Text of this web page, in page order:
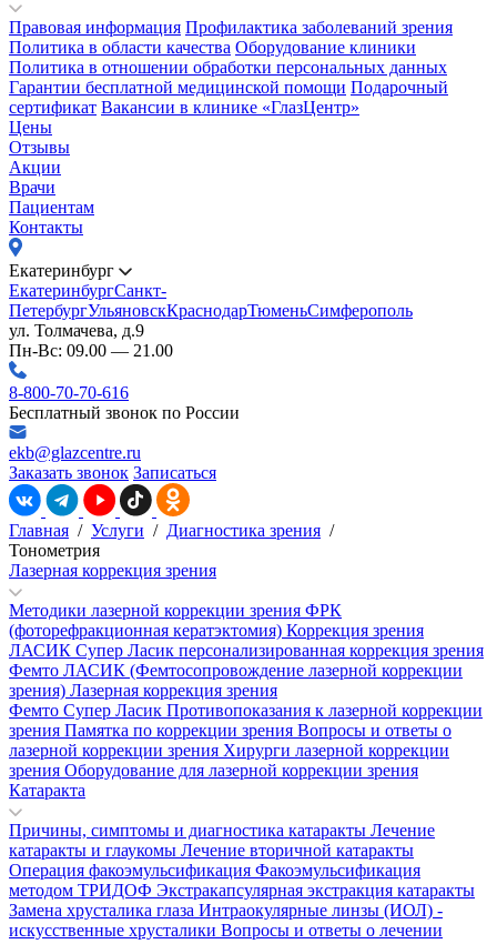
Правовая информация Профилактика заболеваний зрения
Политика в области качества Оборудование клиники
Политика в отношении обработки персональных данных
Гарантии бесплатной медицинской помощи Подарочный
сертификат Вакансии в клинике «ГлазЦентр»
Цены
Отзывы
Акции
Врачи
Пациентам
Контакты
Екатеринбург
ЕкатеринбургСанкт-
ПетербургУльяновскКраснодарТюменьСимферополь
ул. Толмачева, д.9
Пн-Вс: 09.00 — 21.00
8-800-70-70-616
Бесплатный звонок по России
ekb@glazcentre.ru
Заказать звонок Записаться
Главная / Услуги / Диагностика зрения /
Тонометрия
Лазерная коррекция зрения
Методики лазерной коррекции зрения ФРК
(фоторефракционная кератэктомия) Коррекция зрения
ЛАСИК Супер Ласик персонализированная коррекция зрения
Фемто ЛАСИК (Фемтосопровождение лазерной коррекции
зрения) Лазерная коррекция зрения
Фемто Супер Ласик Противопоказания к лазерной коррекции
зрения Памятка по коррекции зрения Вопросы и ответы о
лазерной коррекции зрения Хирурги лазерной коррекции
зрения Оборудование для лазерной коррекции зрения
Катаракта
Причины, симптомы и диагностика катаракты Лечение
катаракты и глаукомы Лечение вторичной катаракты
Операция факоэмульсификация Факоэмульсификация
методом ТРИДОФ Экстракапсулярная экстракция катаракты
Замена хрусталика глаза Интраокулярные линзы (ИОЛ) -
искусственные хрусталики Вопросы и ответы о лечении